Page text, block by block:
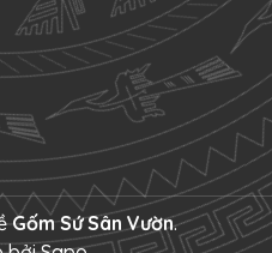
Gốm Sứ Sân Vườn.